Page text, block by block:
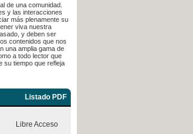
de una comunidad.
y las interacciones
más plenamente su
viva nuestra
y deben ser
contenidos que nos
una amplia gama de
a todo lector que
su tiempo que refleja
Listado PDF
Libre Acceso